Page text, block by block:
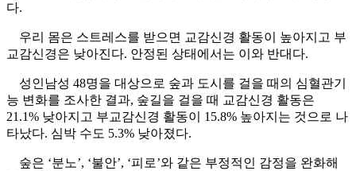
다.
우리 몸은 스트레스를 받으면 교감신경 활동이 높아지고 부
교감신경은 낮아진다. 안정된 상태에서는 이와 반대다.
성인남성 48명을 대상으로 숲과 도시를 걸을 때의 심혈관기
능 변화를 조사한 결과, 숲길을 걸을 때 교감신경 활동은
21.1% 낮아지고 부교감신경 활동이 15.8% 높아지는 것으로 나
타났다. 심박 수도 5.3% 낮아졌다.
숲은 ‘분노’, ‘불안’, ‘피로’와 같은 부정적인 감정을 완화해